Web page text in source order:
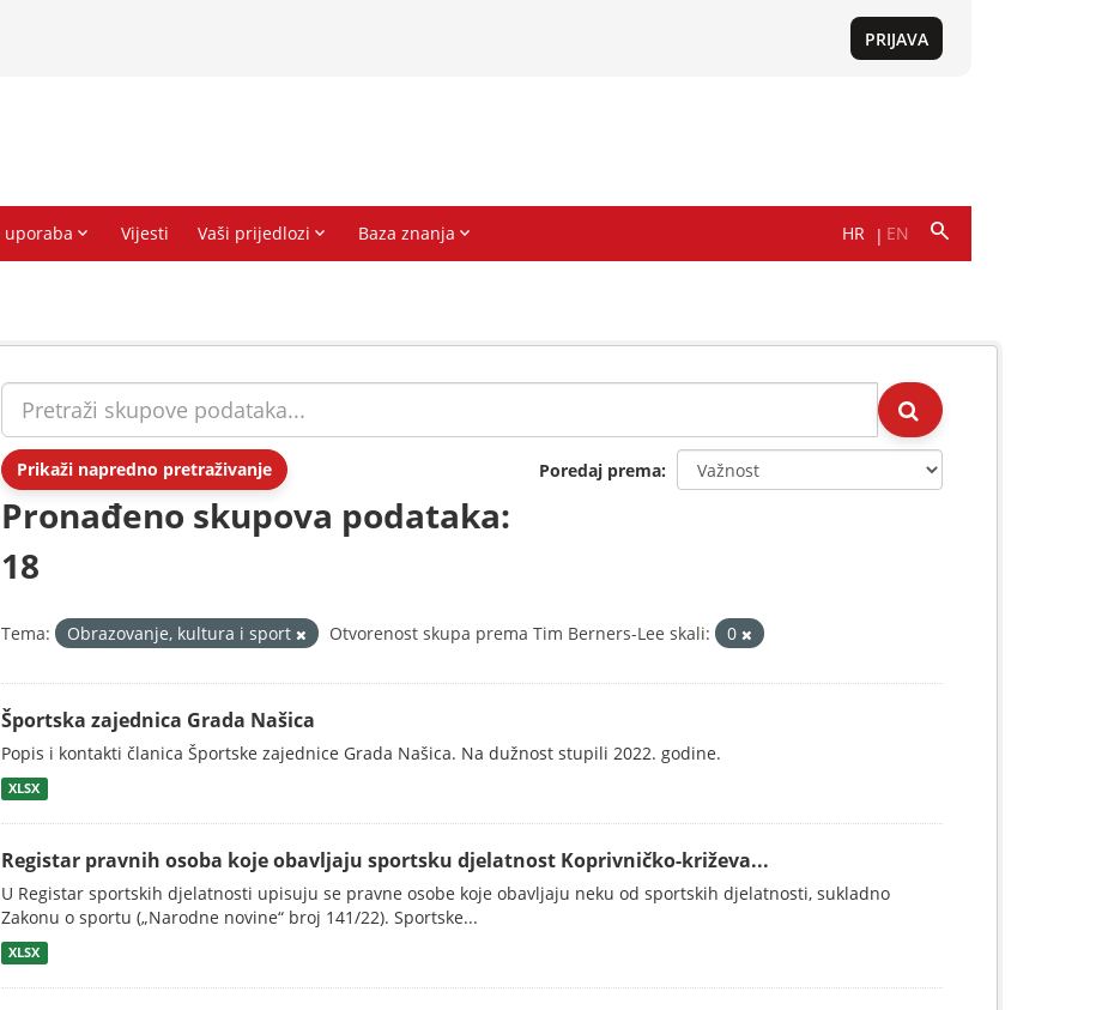
Prikaži napredno pretraživanje Poredaj prema
Pronađeno skupova podataka:
18
Tema: Obrazovanje, kultura i sport Otvorenost skupa prema Tim Berners-Lee skali: 0
Športska zajednica Grada Našica
Popis i kontakti članica Športske zajednice Grada Našica. Na dužnost stupili 2022. godine.
XLSX
Registar pravnih osoba koje obavljaju sportsku djelatnost Koprivničko-križeva...
U Registar sportskih djelatnosti upisuju se pravne osobe koje obavljaju neku od sportskih djelatnosti, sukladno
Zakonu o sportu („Narodne novine“ broj 141/22). Sportske...
XLSX